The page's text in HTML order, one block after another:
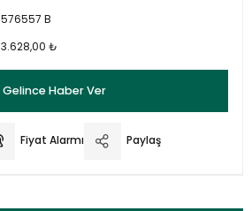
576557 B
3.628,00 ₺
Gelince Haber Ver
Fiyat Alarmı Paylaş